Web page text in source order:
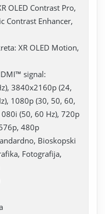
OLED Contrast Pro,
Contrast Enhancer,
XR OLED Motion,
signal:
3840x2160p (24,
1080p (30, 50, 60,
(50, 60 Hz), 720p
480p
Bioskopski
Fotografija,